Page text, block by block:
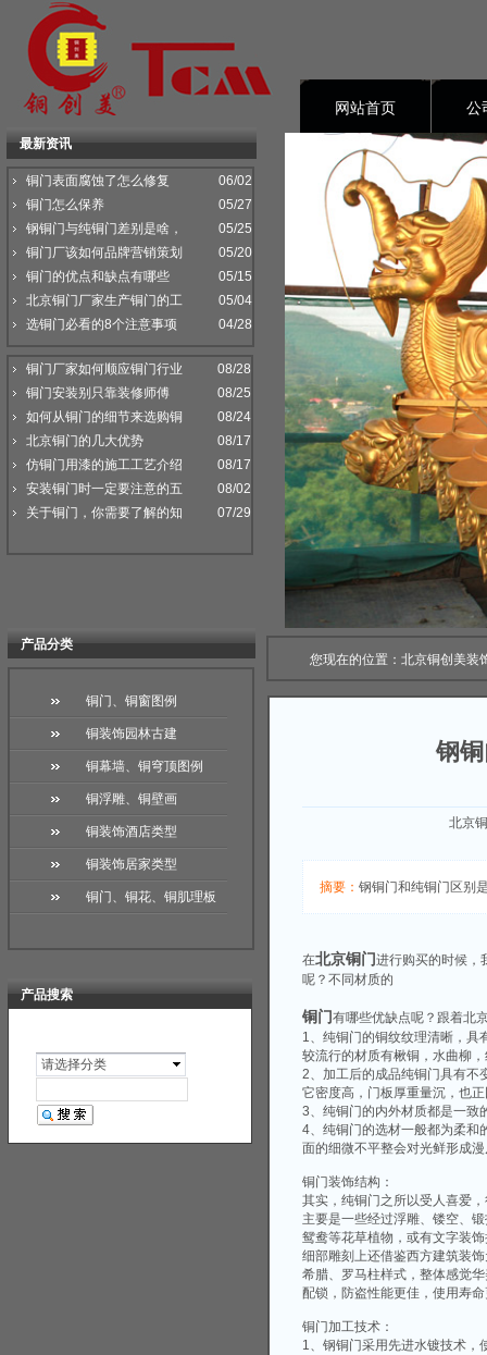
网站首页 公
资料下载
06/02
铜门表面腐蚀了怎么修复
05/27
铜门怎么保养
05/25
钢铜门与纯铜门差别是啥，
05/20
铜门厂该如何品牌营销策划
05/15
铜门的优点和缺点有哪些
05/04
北京铜门厂家生产铜门的工
04/28
选铜门必看的8个注意事项
最新资讯
08/28
铜门厂家如何顺应铜门行业
08/25
铜门安装别只靠装修师傅
08/24
如何从铜门的细节来选购铜
08/17
北京铜门的几大优势
08/17
仿铜门用漆的施工工艺介绍
08/02
安装铜门时一定要注意的五
07/29
关于铜门，你需要了解的知
产品搜索
请选择分类
您现在的位置： 北京铜创美装
钢
北京
摘要： 钢铜门和纯铜门区别
在北京铜门进行购买的时候，
呢？不同材质的
铜门有哪些优缺点呢？跟着北
1、纯铜门的铜纹纹理清晰，具
较流行的材质有楸铜，水曲柳
2、加工后的成品纯铜门具有不
它密度高，门板厚重量沉，也
3、纯铜门的内外材质都是一致
4、纯铜门的选材一般都为柔和
面的细微不平整会对光鲜形成
铜门装饰结构：
其实，纯铜门之所以受人喜爱
主要是一些经过浮雕、镂空、
鸳鸯等花草植物，或有文字装
细部雕刻上还借鉴西方建筑装
希腊、罗马柱样式，整体感觉
配锁，防盗性能更佳，使用寿
铜门加工技术：
1、钢铜门采用先进水镀技术，
产品分类
铜门、铜窗图例
铜装饰园林古建
铜幕墙、铜穹顶图例
铜浮雕、铜壁画
铜装饰酒店类型
铜装饰居家类型
铜门、铜花、铜肌理板